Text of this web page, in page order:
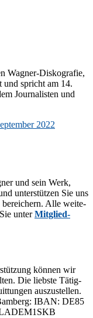
Wa­g­­ner-Dis­­ko­­gra­­fie,
und spricht am 14.
Jour­na­lis­ten und
2022
und sein Werk,
un­ter­stüt­zen Sie uns
be­rei­chern. Alle wei­te­
un­terMit­glied­
kön­nen wir
Die liebs­te Tä­tig­
aus­zu­stel­len.
IBAN: DE85